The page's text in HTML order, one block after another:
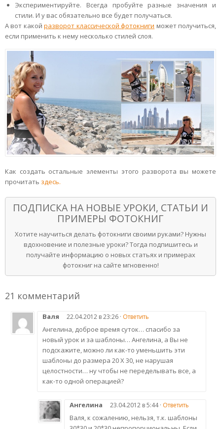
Экспериментируйте. Всегда пробуйте разные значения и
стили. И у вас обязательно все будет получаться.
А вот какойразворот классической фотокниги может получиться,
если применить к нему несколько стилей слоя.
Как создать остальные элементы этого разворота вы можете
прочитать здесь.
ПОДПИСКА НА НОВЫЕ УРОКИ, СТАТЬИ И
ПРИМЕРЫ ФОТОКНИГ
Хотите научиться делать фотокниги своими руками? Нужны
вдохновение и полезные уроки? Тогда подпишитесь и
получайте информацию о новых статьях и примерах
фотокниг на сайте мгновенно!
21 комментарий
Валя 22.04.2012 в 23:26 · Ответить
Ангелина, доброе время суток… спасибо за
новый урок и за шаблоны… Ангелина, а Вы не
подскажите, можно ли как-то уменьшить эти
шаблоны до размера 20 Х 30, не нарушая
целостности… ну чтобы не переделывать все, а
как-то одной операцией?
Ангелина 23.04.2012 в 5:44 · Ответить
Валя, к сожалению, нельзя, т.к. шаблоны